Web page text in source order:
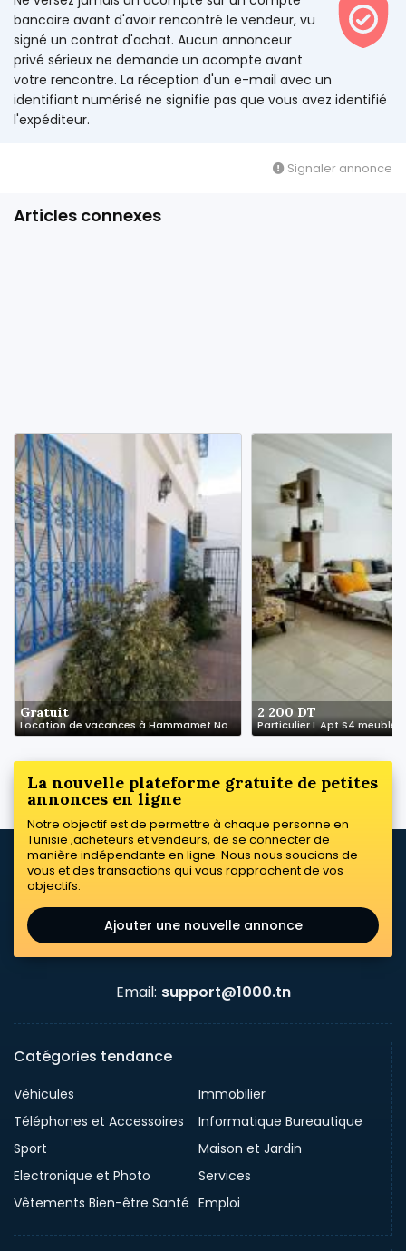
bancaire avant d'avoir rencontré le vendeur, vu
signé un contrat d'achat. Aucun annonceur
privé sérieux ne demande un acompte avant
votre rencontre. La réception d'un e-mail avec un
identifiant numérisé ne signifie pas que vous avez identifié
l'expéditeur.
Signaler annonce
Articles connexes
Gratuit
Location de vacances à Hammamet Nord – Centre-ville
2 200 DT
La nouvelle plateforme gratuite de petites
annonces en ligne
Notre objectif est de permettre à chaque personne en
Tunisie ,acheteurs et vendeurs, de se connecter de
manière indépendante en ligne. Nous nous soucions de
vous et des transactions qui vous rapprochent de vos
objectifs.
Ajouter une nouvelle annonce
Email: support@1000.tn
Catégories tendance
Véhicules
Immobilier
Téléphones et Accessoires
Informatique Bureautique
Sport
Maison et Jardin
Electronique et Photo
Services
Vêtements Bien-être Santé Emploi